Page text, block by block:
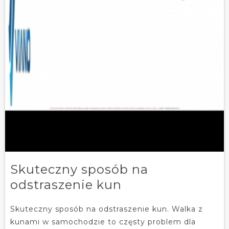
Skuteczny sposób na
odstraszenie kun
Skuteczny sposób na odstraszenie kun. Walka z
kunami w samochodzie to częsty problem dla